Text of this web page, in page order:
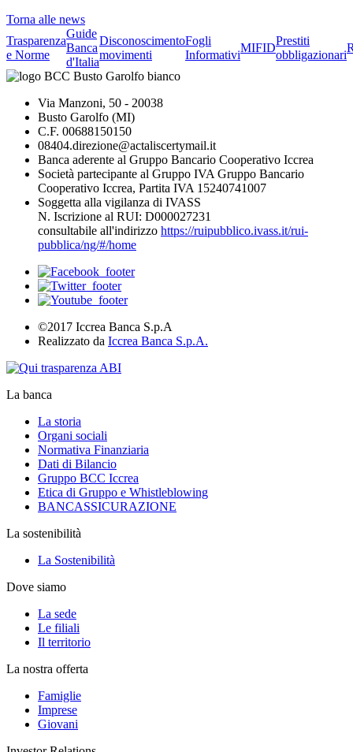
Torna alle news
Trasparenza
e Norme
Guide
Banca
d'Italia
Disconoscimento
movimenti
Fogli
Informativi
MIFID
Prestiti
obbligazionari
Via Manzoni, 50 - 20038
Busto Garolfo (MI)
C.F. 00688150150
08404.direzione@actaliscertymail.it
Banca aderente al Gruppo Bancario Cooperativo Iccrea
Società partecipante al Gruppo IVA Gruppo Bancario
Cooperativo Iccrea, Partita IVA 15240741007
Soggetta alla vigilanza di IVASS
N. Iscrizione al RUI: D000027231
consultabile all'indirizzo https://ruipubblico.ivass.it/rui-
pubblica/ng/#/home
©2017 Iccrea Banca S.p.A
Realizzato da Iccrea Banca S.p.A.
La banca
La storia
Organi sociali
Normativa Finanziaria
Dati di Bilancio
Gruppo BCC Iccrea
Etica di Gruppo e Whistleblowing
BANCASSICURAZIONE
La sostenibilità
La Sostenibilità
Dove siamo
La sede
Le filiali
Il territorio
La nostra offerta
Famiglie
Imprese
Giovani